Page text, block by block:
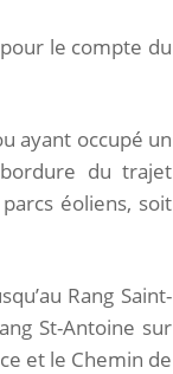
le compte du
ayant occupé un
du trajet
éoliens, soit
Rang Saint-
St-Antoine sur
et le Chemin de